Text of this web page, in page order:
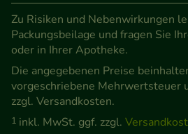
Zu Risiken und Nebenwirkungen
Packungsbeilage und fragen Sie
oder in Ihrer Apotheke.
Die angegebenen Preise
vorgeschriebene Mehrwertsteuer
zzgl. Versandkosten.
1 inkl. MwSt. ggf. zzgl.